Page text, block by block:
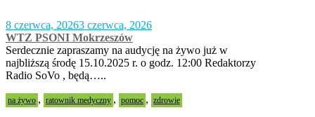
8 czerwca, 20263 czerwca, 2026
WTZ PSONI Mokrzeszów
Serdecznie zapraszamy na audycję na żywo już w
najbliższą środę 15.10.2025 r. o godz. 12:00 Redaktorzy
Radio SoVo , będą…..
na żywo , ratownik medyczny , pomoc , zdrowie